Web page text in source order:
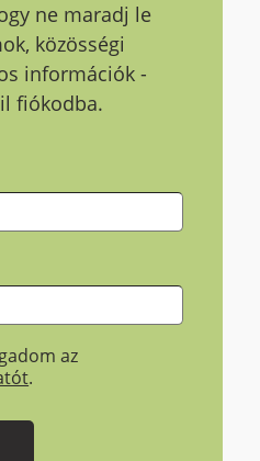
ne maradj le
közösségi
információk -
fiókodba.
az
.